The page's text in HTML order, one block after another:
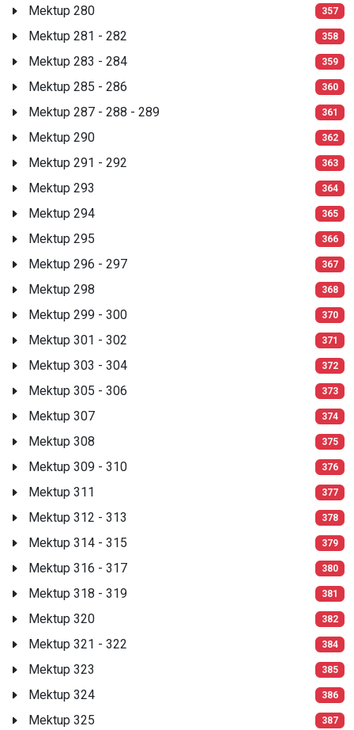
Mektup 280 357
Mektup 281 - 282 358
Mektup 283 - 284 359
Mektup 285 - 286 360
Mektup 287 - 288 - 289 361
Mektup 290 362
Mektup 291 - 292 363
Mektup 293 364
Mektup 294 365
Mektup 295 366
Mektup 296 - 297 367
Mektup 298 368
Mektup 299 - 300 370
Mektup 301 - 302 371
Mektup 303 - 304 372
Mektup 305 - 306 373
Mektup 307 374
Mektup 308 375
Mektup 309 - 310 376
Mektup 311 377
Mektup 312 - 313 378
Mektup 314 - 315 379
Mektup 316 - 317 380
Mektup 318 - 319 381
Mektup 320 382
Mektup 321 - 322 384
Mektup 323 385
Mektup 324 386
Mektup 325 387